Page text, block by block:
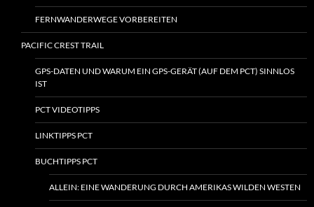
FERNWANDERWEGE VORBEREITEN
PACIFIC CREST TRAIL
GPS-DATEN UND WARUM EIN GPS-GERÄT (AUF DEM PCT) SINNLOS
IST
PCT VIDEOTIPPS
LINKTIPPS PCT
BUCHTIPPS PCT
ALLEIN: EINE WANDERUNG DURCH AMERIKAS WILDEN WESTEN